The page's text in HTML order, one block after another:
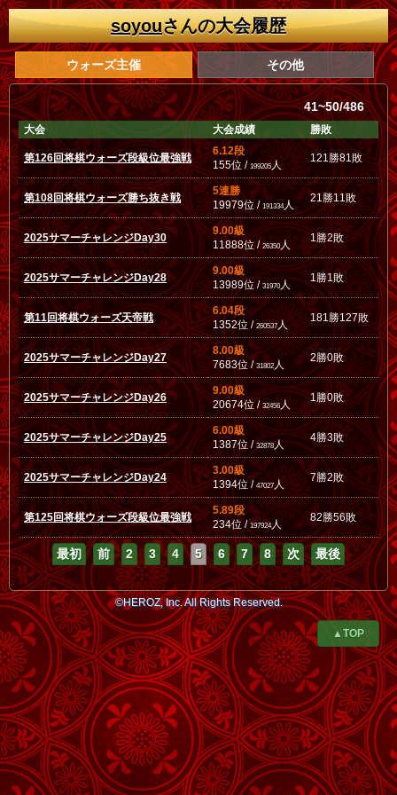
soyouさんの大会履歴
ウォーズ主催 その他
41~50/486
大会 大会成績 勝敗
第126回将棋ウォーズ段級位最強戦
6.12段
155位 / 199205 人
121勝81敗
第108回将棋ウォーズ勝ち抜き戦
5連勝
19979位 / 191334人
21勝11敗
2025サマーチャレンジDay30
9.00級
11888位 /26350人
1勝2敗
2025サマーチャレンジDay28
9.00級
13989位 /31970人
1勝1敗
第11回将棋ウォーズ天帝戦
6.04段
1352位 / 260537人
181勝127敗
2025サマーチャレンジDay27
8.00級
7683位 /31802 人
2勝0敗
2025サマーチャレンジDay26
9.00級
20674位 / 32456人
1勝0敗
2025サマーチャレンジDay25
6.00級
1387位 /32878人
4勝3敗
2025サマーチャレンジDay24
3.00級
1394位 / 47027人
7勝2敗
第125回将棋ウォーズ段級位最強戦
5.89段
234位 / 197924人
82勝56敗
最初 前 2 3 4 5 6 7 8 次 最後
©HEROZ, Inc. All Rights Reserved.
▲TOP